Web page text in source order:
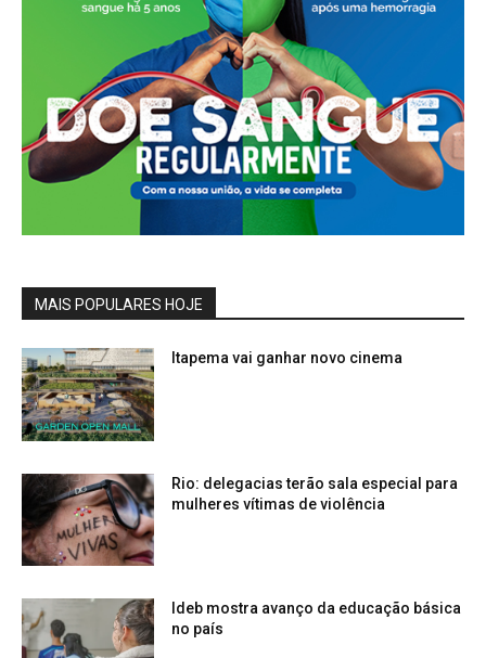
MAIS POPULARES HOJE
Itapema vai ganhar novo cinema
Rio: delegacias terão sala especial para
mulheres vítimas de violência
Ideb mostra avanço da educação básica
no país